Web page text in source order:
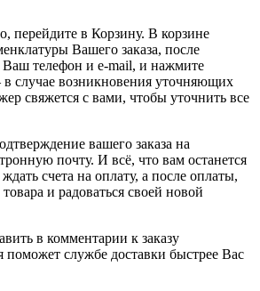
перейдите в Корзину. В корзине
Вашего заказа, после
Ваш телефон и e-mail, и нажмите
случае возникновения уточняющих
свяжется с вами, чтобы уточнить все
вашего заказа на
почту. И всё, что вам останется
счета на оплату, а после оплаты,
и радоваться своей новой
в комментарии к заказу
службе доставки быстрее Вас